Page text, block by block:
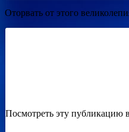
Оторвать от этого
Посмотреть эту публикацию